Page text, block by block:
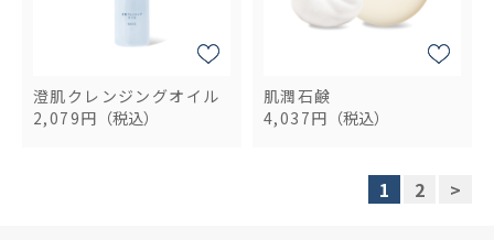
澄肌クレンジングオイル
2,079円 （税込）
肌潤石鹸
4,037円 （税込）
1 2 >